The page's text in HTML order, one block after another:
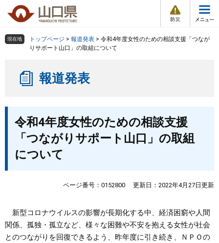
の
ー
情
報
メ
ュ
組織で探す
くらし・環境
健康・福祉
教育・文化・スポーツ
しごと・産業・観光
まちづくり
検索の仕方 組織で探す
現在地 トップページ > 報道発表 > 令和4年度女性のための相談支援「つなが
りサポート山口」の取組について
報道発表
令和4年度女性のための相談支援
「つながりサポート山口」の取組
について
ページ番号：0152800 更新日：2022年4月27日更新
新型コロナウイルスの影響が長期化する中、経済困窮や人間
関係、孤独・孤立など、様々な困難や不安を抱える女性が社会
とのつながりを回復できるよう、昨年度に引き続き、ＮＰＯの